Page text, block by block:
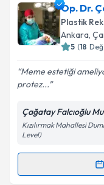
Prof. Dr.
oluşturun. Size
takvim
Kişisel
Metni'ni
Op. Dr.
Plastik
Ankara,
5 (18
Meme estetiği
protez...
Çağatay Falcıoğlu
Kızılırmak Mahallesi
Level)
Randevu